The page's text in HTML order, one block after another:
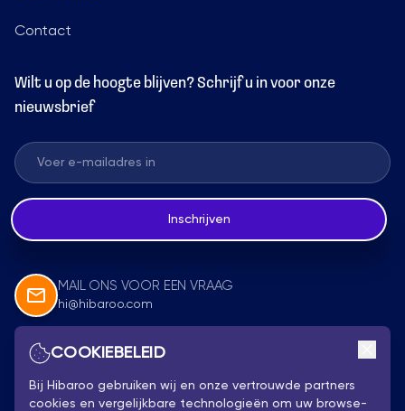
Contact
Wilt u op de hoogte blijven? Schrijf u in voor onze
nieuwsbrief
Inschrijven
MAIL ONS VOOR EEN VRAAG
hi@hibaroo.com
Volg Ons
COOKIEBELEID
Bij Hibaroo gebruiken wij en onze vertrouwde partners
cookies en vergelijkbare technologieën om uw browse-